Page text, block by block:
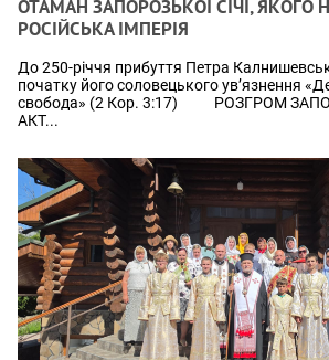
ОТАМАН ЗАПОРОЗЬКОЇ СІЧІ, ЯКОГО
РОСІЙСЬКА ІМПЕРІЯ
До 250-річчя прибуття Петра
початку його соловецького ув’язнення
свобода» (2 Кор. 3:17) РОЗГРОМ
АКТ...